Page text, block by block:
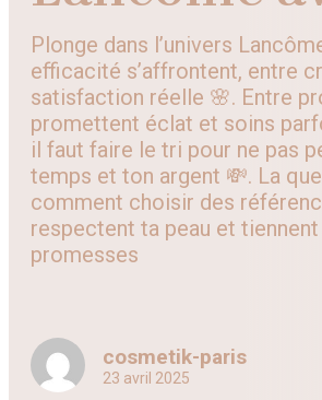
Plonge dans l’univers
efficacité s’affrontent, entre
satisfaction réelle 🌸. Entre
promettent éclat et soins
il faut faire le tri pour ne pas
temps et ton argent 💸. La
comment choisir des
respectent ta peau et
promesses
cosmetik-paris
23 avril 2025